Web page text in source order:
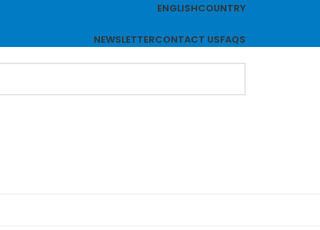
ENGLISHCOUNTRY
NEWSLETTERCONTACT USFAQS